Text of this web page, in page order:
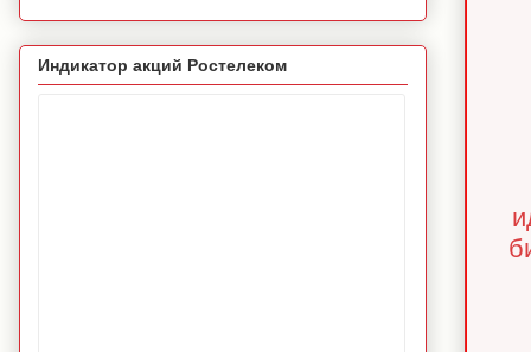
Индикатор акций Ростелеком